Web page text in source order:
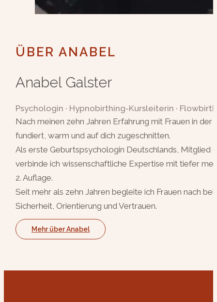
ÜBER ANABEL
Anabel Galster
Psychologin · Hypnobirthing-Kursleiterin ·
Nach meinen zehn Jahren Erfahrung mit Frauen in
fundiert, warm und auf dich zugeschnitten.
Als erste Geburtspsychologin Deutschlands, Mitglied
verbinde ich wissenschaftliche Expertise mit tiefer
2. Auflage.
Seit mehr als zehn Jahren begleite ich Frauen nach
Sicherheit, Orientierung und Vertrauen.
Mehr über Anabel